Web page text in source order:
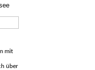
mit
über